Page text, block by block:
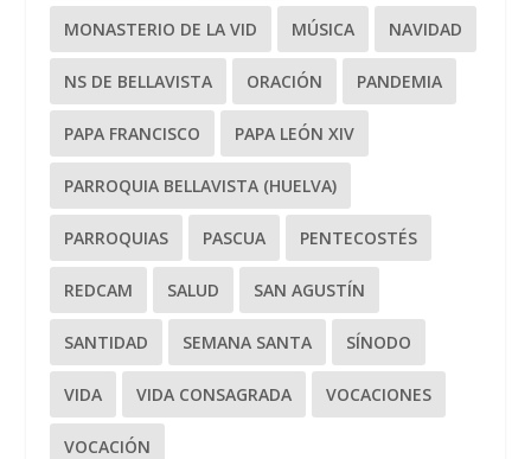
MONASTERIO DE LA VID MÚSICA NAVIDAD
NS DE BELLAVISTA ORACIÓN PANDEMIA
PAPA FRANCISCO PAPA LEÓN XIV
PARROQUIA BELLAVISTA (HUELVA)
PARROQUIAS PASCUA PENTECOSTÉS
REDCAM SALUD SAN AGUSTÍN
SANTIDAD SEMANA SANTA SÍNODO
VIDA VIDA CONSAGRADA VOCACIONES
VOCACIÓN